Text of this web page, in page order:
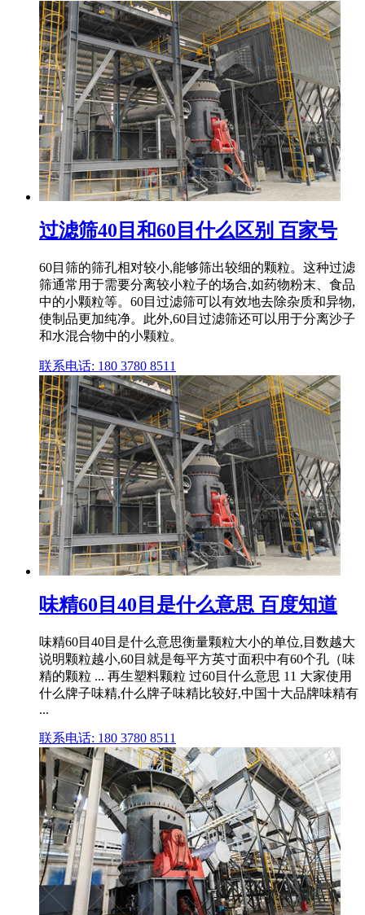
过滤筛40目和60目什么区别 百家号
60目筛的筛孔相对较小,能够筛出较细的颗粒。这种过滤
筛通常用于需要分离较小粒子的场合,如药物粉末、食品
中的小颗粒等。60目过滤筛可以有效地去除杂质和异物,
使制品更加纯净。此外,60目过滤筛还可以用于分离沙子
和水混合物中的小颗粒。
联系电话: 180 3780 8511
味精60目40目是什么意思 百度知道
味精60目40目是什么意思衡量颗粒大小的单位,目数越大
说明颗粒越小,60目就是每平方英寸面积中有60个孔（味
精的颗粒 ... 再生塑料颗粒 过60目什么意思 11 大家使用
什么牌子味精,什么牌子味精比较好,中国十大品牌味精有
...
联系电话: 180 3780 8511